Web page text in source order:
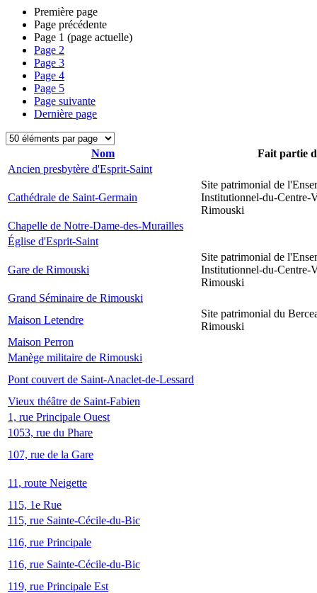
Première page
Page précédente
Page 1 (page actuelle)
Page 2
Page 3
Page 4
Page 5
Page suivante
Dernière page
Nom
Fait partie
Ancien presbytère d'Esprit-Saint
Cathédrale de Saint-Germain
Site patrimonial de
Institutionnel-du-Centre-
Rimouski
Chapelle de Notre-Dame-des-Murailles
Église d'Esprit-Saint
Gare de Rimouski
Site patrimonial de
Institutionnel-du-Centre-
Rimouski
Grand Séminaire de Rimouski
Maison Letendre
Site patrimonial du
Rimouski
Maison Perron
Manège militaire de Rimouski
Pont couvert de Saint-Anaclet-de-Lessard
Vieux théâtre de Saint-Fabien
1, rue Principale Ouest
1053, rue du Phare
107, rue de la Gare
11, route Neigette
115, 1e Rue
115, rue Sainte-Cécile-du-Bic
116, rue Principale
116, rue Sainte-Cécile-du-Bic
119, rue Principale Est